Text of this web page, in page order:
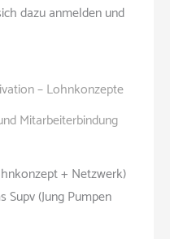
dazu anmelden und
– Lohnkonzepte
Mitarbeiterbindung
+ Netzwerk)
(Jung Pumpen